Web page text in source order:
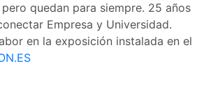
quedan para siempre. 25 años
Empresa y Universidad.
en la exposición instalada en el